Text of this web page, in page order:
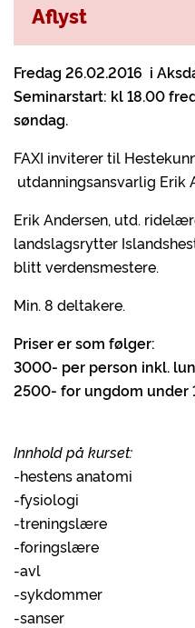
Fredag 26.02.2016 i
Seminarstart: kl 18.00
søndag.
FAXI inviterer til
utdanningsansvarlig Erik
Erik Andersen, utd.
landslagsrytter
blitt verdensmestere.
Min. 8 deltakere.
Priser er som følger:
3000- per person inkl.
2500- for ungdom under
Innhold påkurset:
-hestens anatomi
-fysiologi
-treningslære
-foringslære
-avl
-sykdommer
-sanser
Aflyst